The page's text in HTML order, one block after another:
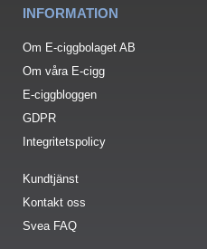
INFORMATION
Om E-ciggbolaget AB
Om våra E-cigg
E-ciggbloggen
GDPR
Integritetspolicy
Kundtjänst
Kontakt oss
Svea FAQ